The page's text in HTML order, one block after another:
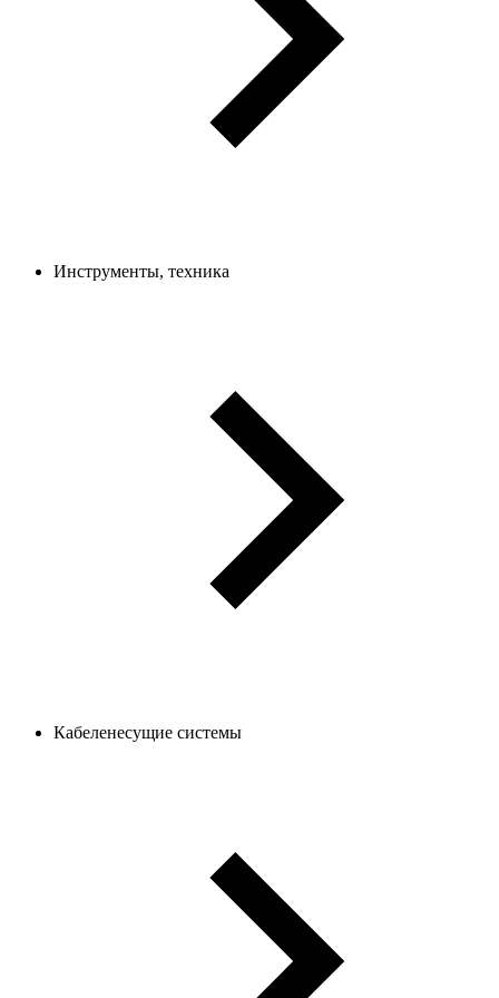
Инструменты, техника
Кабеленесущие системы